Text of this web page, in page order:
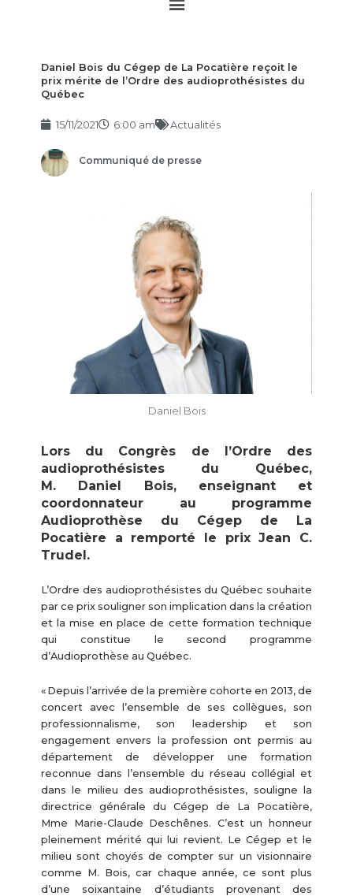
Daniel Bois du Cégep de La Pocatière reçoit le
prix mérite de l’Ordre des audioprothésistes du
Québec
15/11/2021 6:00 am Actualités
Communiqué de presse
Daniel Bois
Lors du Congrès de l’Ordre des
audioprothésistes du Québec,
M. Daniel Bois, enseignant et
coordonnateur au programme
Audioprothèse du Cégep de La
Pocatière a remporté le prix Jean C.
Trudel.
L’Ordre des audioprothésistes du Québec souhaite
par ce prix souligner son implication dans la création
et la mise en place de cette formation technique
qui constitue le second programme
d’Audioprothèse au Québec.
« Depuis l’arrivée de la première cohorte en 2013, de
concert avec l’ensemble de ses collègues, son
professionnalisme, son leadership et son
engagement envers la profession ont permis au
département de développer une formation
reconnue dans l’ensemble du réseau collégial et
dans le milieu des audioprothésistes, souligne la
directrice générale du Cégep de La Pocatière,
Mme Marie-Claude Deschênes. C’est un honneur
pleinement mérité qui lui revient. Le Cégep et le
milieu sont choyés de compter sur un visionnaire
comme M. Bois, car chaque année, ce sont plus
d’une soixantaine d’étudiants provenant des